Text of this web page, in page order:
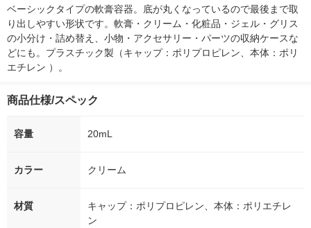
ベーシックタイプの軟膏容器。底が丸くなっているので最後まで取
り出しやすい形状です。軟膏・クリーム・化粧品・ジェル・グリス
の小分け・詰め替え、小物・アクセサリー・パーツの収納ケースな
どにも。プラスチック製（キャップ：ポリプロピレン、本体：ポリ
エチレン ）。
商品仕様/スペック
容量 20mL
カラー クリーム
材質
キャップ：ポリプロピレン、本体：ポリエチレ
ン